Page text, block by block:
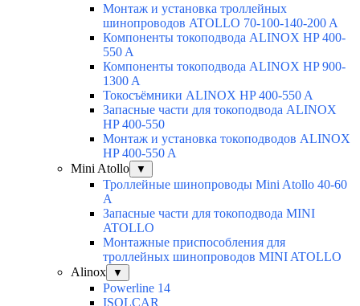
Монтаж и установка троллейных
шинопроводов ATOLLO 70-100-140-200 A
Компоненты токоподвода ALINOX HP 400-
550 A
Компоненты токоподвода ALINOX HP 900-
1300 A
Токосъёмники ALINOX HP 400-550 A
Запасные части для токоподвода ALINOX
HP 400-550
Монтаж и установка токоподводов ALINOX
HP 400-550 A
Mini Atollo
▼
Троллейные шинопроводы Mini Atollo 40-60
А
Запасные части для токоподвода MINI
ATOLLO
Монтажные приспособления для
троллейных шинопроводов MINI ATOLLO
Alinox
▼
Powerline 14
ISOLCAR